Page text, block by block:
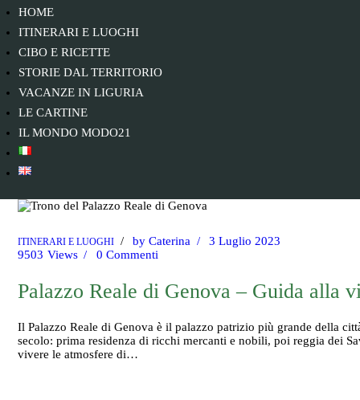
HOME
ITINERARI E LUOGHI
CIBO E RICETTE
STORIE DAL TERRITORIO
VACANZE IN LIGURIA
LE CARTINE
IL MONDO MODO21
ITINERARI E LUOGHI byCaterina
3 Luglio 2023
9503 Views 0 Commenti
Palazzo Reale di Genova – Guida alla
Il Palazzo Reale di Genova è il palazzo patrizio più grande della
secolo: prima residenza di ricchi mercanti e nobili, poi reggia dei
vivere le atmosfere di…